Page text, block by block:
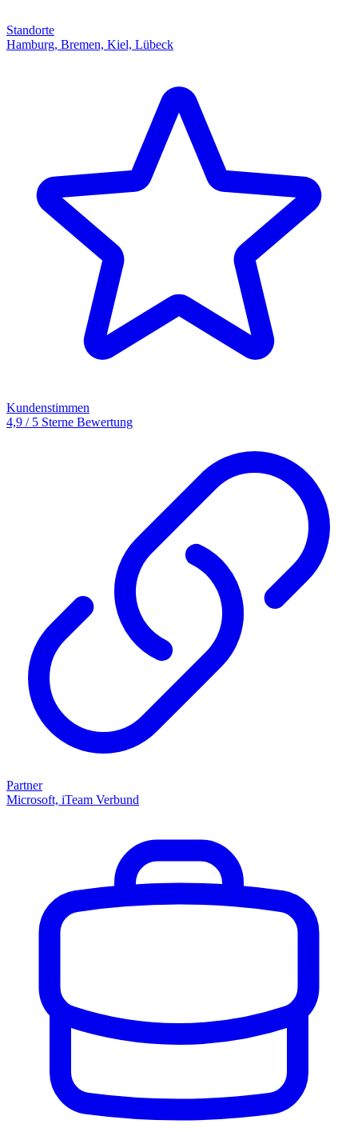
Standorte
Hamburg, Bremen, Kiel, Lübeck
Kundenstimmen
4,9 / 5 Sterne Bewertung
Partner
Microsoft, iTeam Verbund